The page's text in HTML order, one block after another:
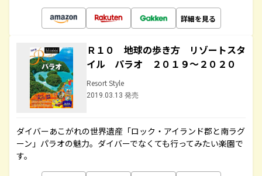
詳細を見る
Ｒ１０ 地球の歩き方 リゾートスタ
イル パラオ ２０１９～２０２０
Resort Style
2019.03.13 発売
ダイバーあこがれの世界遺産「ロック・アイランド郡と南ラグ
ーン」パラオの魅力。ダイバーでなくても行ってみたい楽園で
す。